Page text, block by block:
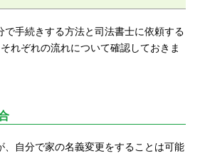
で手続きする方法と司法書士に依頼する
れぞれの流れについて確認しておきま
、自分で家の名義変更をすることは可能